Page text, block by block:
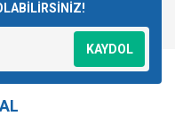
KAYDOL